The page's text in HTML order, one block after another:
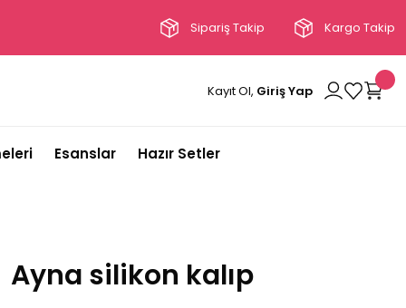
Sipariş Takip Kargo Takip
Kayıt Ol, Giriş Yap
Esanslar Hazır Setler
Ayna silikon kalıp